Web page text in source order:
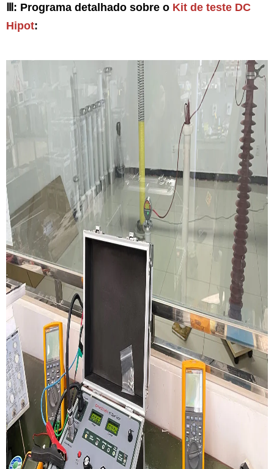
Ⅲ: Programa detalhado sobre o Kit de teste DC
Hipot: